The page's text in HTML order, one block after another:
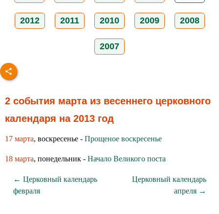
2012 2011 2010 2009 2008
2007
2 события марта из весеннего церковного
календаря на 2013 год
17 марта, воскресенье - Прощеное воскресенье
18 марта, понедельник - Начало Великого поста
← Церковный календарь
февраля
Церковный календарь
апреля →